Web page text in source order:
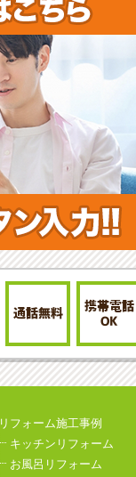
通話無料
携帯電話
OK
リフォーム施工事例
キッチンリフォーム
お風呂リフォーム